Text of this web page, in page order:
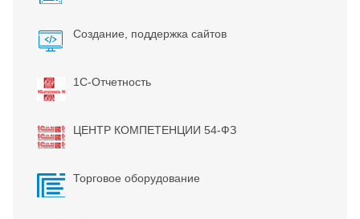
Создание, поддержка сайтов
1С-Отчетность
ЦЕНТР КОМПЕТЕНЦИИ 54-ФЗ
Торговое оборудование